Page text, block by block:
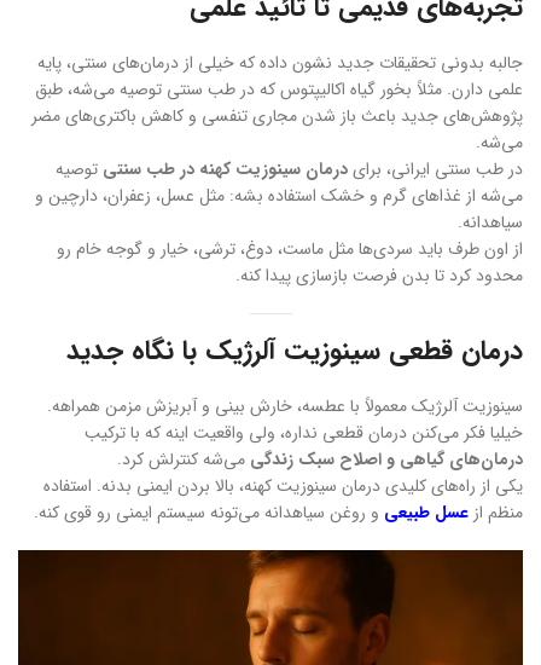
جالبه بدونی تحقیقات جدید نشون داده که خیلی از درمان‌های سنتی، پایه
علمی دارن. مثلاً بخور گیاه اکالیپتوس که در طب سنتی توصیه می‌شه، طبق
پژوهش‌های جدید باعث باز شدن مجاری تنفسی و کاهش باکتری‌های مضر
می‌شه.
در طب سنتی ایرانی، برایدرمان سینوزیت کهنه در طب سنتی توصیه
می‌شه از غذاهای گرم و خشک استفاده بشه: مثل عسل، زعفران، دارچین و
سیاهدانه.
از اون طرف باید سردی‌ها مثل ماست، دوغ، ترشی، خیار و گوجه خام رو
محدود کرد تا بدن فرصت بازسازی پیدا کنه.
درمان قطعی سینوزیت آلرژیک با نگاه جدید
سینوزیت آلرژیک معمولاً با عطسه، خارش بینی و آبریزش مزمن همراهه.
خیلیا فکر می‌کنن درمان قطعی نداره، ولی واقعیت اینه که با ترکیب
درمان‌های گیاهی و اصلاح سبک زندگی می‌شه کنترلش کرد.
یکی از راه‌های کلیدی درمان سینوزیت کهنه، بالا بردن ایمنی بدنه. استفاده
منظم از عسل طبیعی و روغن سیاهدانه می‌تونه سیستم ایمنی رو قوی کنه.